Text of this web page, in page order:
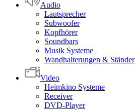
Audio
Lautsprecher
Subwoofer
Kopfhörer
Soundbars
Musik Systeme
Wandhalterungen & Ständer
Video
Heimkino Systeme
Receiver
DVD-Player